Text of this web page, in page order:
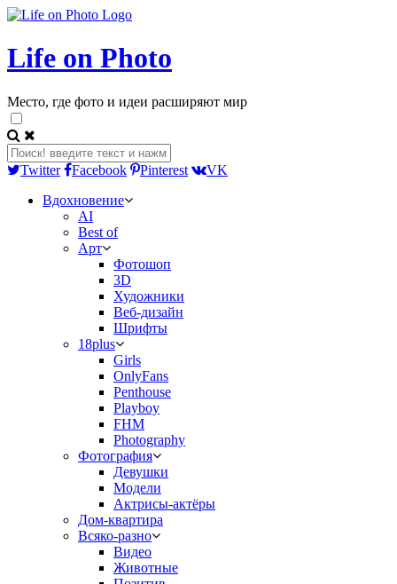
Life on Photo
Место, где фото и идеи расширяют мир
Twitter Facebook Pinterest
VK
Вдохновение
AI
Best of
Арт
Фотошоп
3D
Художники
Веб-дизайн
Шрифты
18plus
Girls
OnlyFans
Penthouse
Playboy
FHM
Photography
Фотография
Девушки
Модели
Актрисы-актёры
Дом-квартира
Всяко-разно
Видео
Животные